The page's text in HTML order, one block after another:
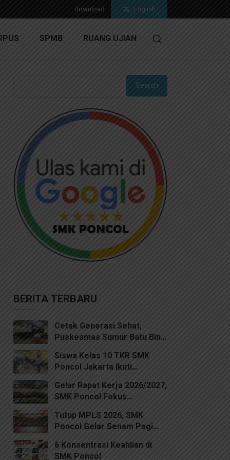
Download English
SPMB RUANG UJIAN
Search
BERITA TERBARU
Cetak Generasi Sehat,
Puskesmas Sumur Batu Bina
Jadi Kader Kesehatan
Siswa Kelas 10 TKR SMK
Poncol Jakarta Ikuti
AutoGard Premium Spray
Paint
Gelar Rapat Kerja 2026/2027,
SMK Poncol Fokus
Kemajuan Sekolah
Tutup MPLS 2026, SMK
Poncol Gelar Senam Pagi
Kedisiplinan Bersama Kodim
6 Konsentrasi Keahlian di
SMK Poncol